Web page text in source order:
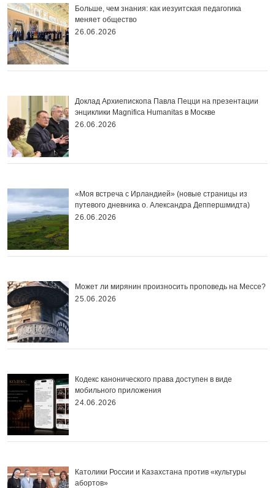
Больше, чем знания: как иезуитская педагогика
меняет общество
26.06.2026
Доклад Архиепископа Павла Пецци на презентации
энциклики Magnifica Нumanitas в Москве
26.06.2026
«Моя встреча с Ирландией» (новые страницы из
путевого дневника о. Александра Деппершмидта)
26.06.2026
Может ли мирянин произносить проповедь на Мессе?
25.06.2026
Кодекс канонического права доступен в виде
мобильного приложения
24.06.2026
Католики России и Казахстана против «культуры
абортов»